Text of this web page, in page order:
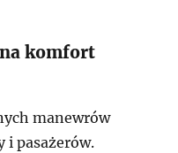
komfort
manewrów
i pasażerów.